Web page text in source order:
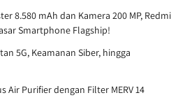
8.580 mAh dan Kamera 200 MP, Redmi
Smartphone Flagship!
5G, Keamanan Siber, hingga
Air Purifier dengan Filter MERV 14